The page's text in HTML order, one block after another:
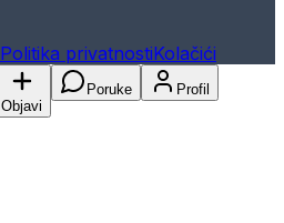
Politika privatnostiKolačići
Objavi
Poruke Profil